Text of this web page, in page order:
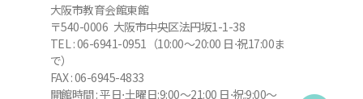
大阪市教育会館東館
〒540-0006 大阪市中央区法円坂1-1-38
TEL : 06-6941-0951（10:00～20:00 日⋅祝17:00ま
で）
FAX : 06-6945-4833
開館時間 : 平日⋅土曜日:9:00～21:00 日⋅祝:9:00～